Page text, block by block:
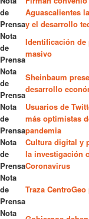
de
Prensa
Aguascalientes
y el desarrollo
Nota
de
Prensa
Identificación de
masivo
Nota
de
Prensa
Sheinbaum
desarrollo
Nota
de
Prensa
Usuarios de
más optimistas
pandemia
Nota
de
Prensa
Cultura digital y
la investigación
Coronavirus
Nota
de
Prensa
Traza
Nota